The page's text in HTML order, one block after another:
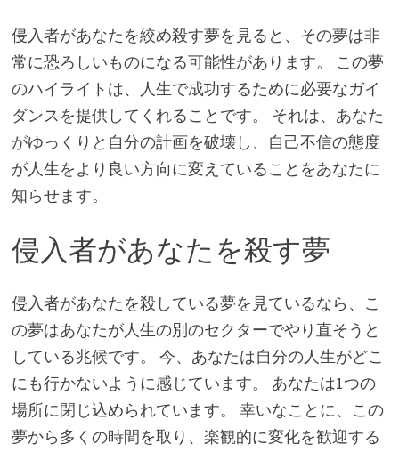
侵入者があなたを絞め殺す夢を見ると、その夢は非
常に恐ろしいものになる可能性があります。 この夢
のハイライトは、人生で成功するために必要なガイ
ダンスを提供してくれることです。 それは、あなた
がゆっくりと自分の計画を破壊し、自己不信の態度
が人生をより良い方向に変えていることをあなたに
知らせます。
侵入者があなたを殺す夢
侵入者があなたを殺している夢を見ているなら、こ
の夢はあなたが人生の別のセクターでやり直そうと
している兆候です。 今、あなたは自分の人生がどこ
にも行かないように感じています。 あなたは1つの
場所に閉じ込められています。 幸いなことに、この
夢から多くの時間を取り、楽観的に変化を歓迎する